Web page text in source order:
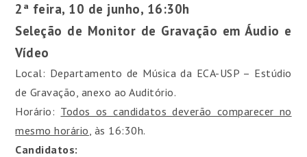
2ª feira, 10 de junho, 16:30h
Seleção de Monitor de Gravação em Áudio e
Vídeo
Local: Departamento de Música da ECA-USP – Estúdio
de Gravação, anexo ao Auditório.
Horário: Todos os candidatos deverão comparecer no
mesmo horário, às 16:30h.
Candidatos: